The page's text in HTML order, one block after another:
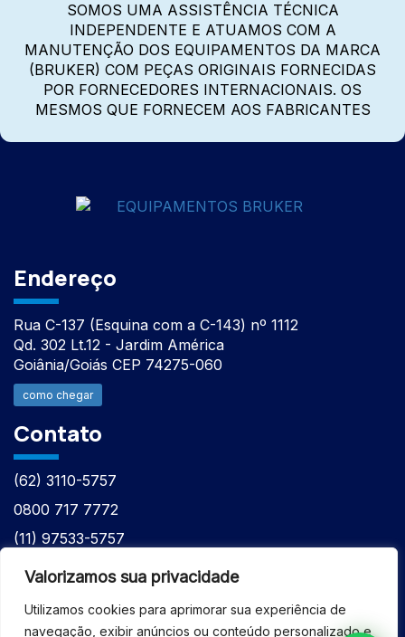
Valorizamos sua privacidade
Utilizamos cookies para aprimorar sua experiência de
navegação, exibir anúncios ou conteúdo personalizado e
SOMOS UMA ASSISTÊNCIA TÉCNICA
INDEPENDENTE E ATUAMOS COM A
MANUTENÇÃO DOS EQUIPAMENTOS DA MARCA
(BRUKER) COM PEÇAS ORIGINAIS FORNECIDAS
POR FORNECEDORES INTERNACIONAIS. OS
MESMOS QUE FORNECEM AOS FABRICANTES
Endereço
Rua C-137 (Esquina com a C-143) nº 1112
Qd. 302 Lt.12 - Jardim América
Goiânia/Goiás CEP 74275-060
como chegar
Contato
(62) 3110-5757
0800 717 7772
(11) 97533-5757
(62) 98610-7777